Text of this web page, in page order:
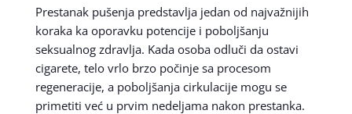
Prestanak pušenja predstavlja jedan od najvažnijih
koraka ka oporavku potencije i poboljšanju
seksualnog zdravlja. Kada osoba odluči da ostavi
cigarete, telo vrlo brzo počinje sa procesom
regeneracije, a poboljšanja cirkulacije mogu se
primetiti već u prvim nedeljama nakon prestanka.